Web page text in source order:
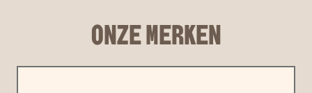
ONZE MERKEN